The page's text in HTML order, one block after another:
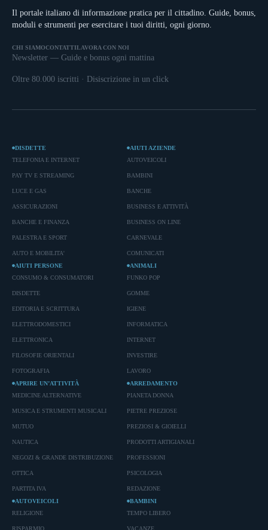
Il portale italiano di informazione pratica per il cittadino. Guide, bonus,
moduli e strumenti per esercitare i tuoi diritti, ogni giorno.
CHI SIAMOCONTATTI LAVORA CON NOI
Newsletter — Guide e bonus ogni mattina
Oltre 80.000 iscritti · Disiscrizione in un click
DISDETTE
TELEFONIA E INTERNET
PAY TV E STREAMING
LUCE E GAS
ASSICURAZIONI
BANCHE E FINANZA
PALESTRA E SPORT
AUTO E MOBILITA'
AIUTI AZIENDE
AUTOVEICOLI
BAMBINI
BANCHE
BUSINESS E ATTIVITÀ
BUSINESS ON LINE
CARNEVALE
COMUNICATI
AIUTI PERSONE
CONSUMO & CONSUMATORI
DISDETTE
EDITORIA E SCRITTURA
ELETTRODOMESTICI
ELETTRONICA
FILOSOFIE ORIENTALI
FOTOGRAFIA
ANIMALI
FUNKO POP
GOMME
IGIENE
INFORMATICA
INTERNET
INVESTIRE
LAVORO
APRIRE UN’ATTIVITÀ
MEDICINE ALTERNATIVE
MUSICA E STRUMENTI MUSICALI
MUTUO
NAUTICA
NEGOZI & GRANDE DISTRIBUZIONE
OTTICA
PARTITA IVA
ARREDAMENTO
PIANETA DONNA
PIETRE PREZIOSE
PREZIOSI & GIOIELLI
PRODOTTI ARTIGIANALI
PROFESSIONI
PSICOLOGIA
REDAZIONE
AUTOVEICOLI
RELIGIONE
BAMBINI
TEMPO LIBERO